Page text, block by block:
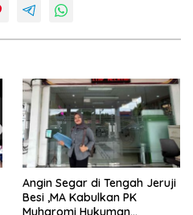
Angin Segar di Tengah Jeruji
Besi ,MA Kabulkan PK
Muharomi Hukuman